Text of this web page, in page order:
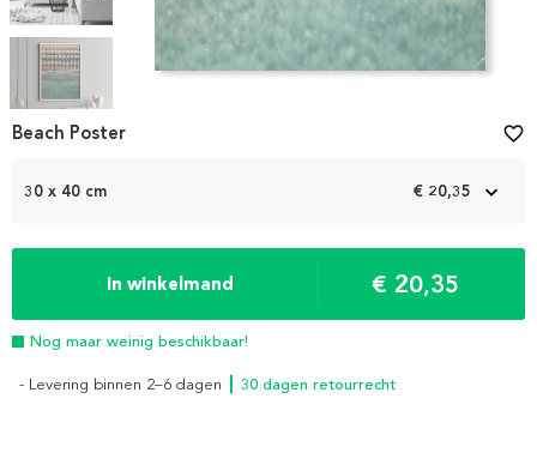
Item
1
30 x 40 cm € 20,35
In winkelmand € 20,35
Nog maar weinig beschikbaar!
- Levering binnen 2–6 dagen ┃ 30 dagen retourrecht
Beach Poster favorite_border